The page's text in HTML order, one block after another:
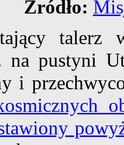
Źródło:
talerz
na pustyni
i